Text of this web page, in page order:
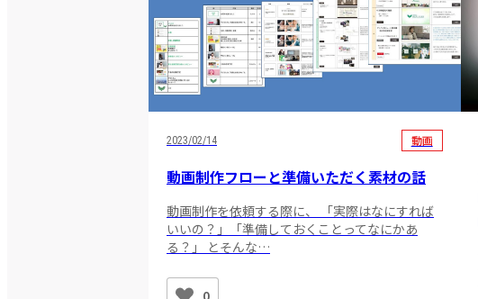
2023/02/14 動画
動画制作フローと準備いただく素材の話
動画制作を依頼する際に、 「実際はなにすれば
いいの？」「準備しておくことってなにかあ
る？」 とそんな…
0